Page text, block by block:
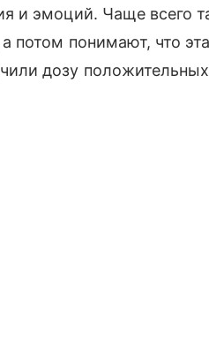
и эмоций. Чаще всего
потом понимают, что
дозу